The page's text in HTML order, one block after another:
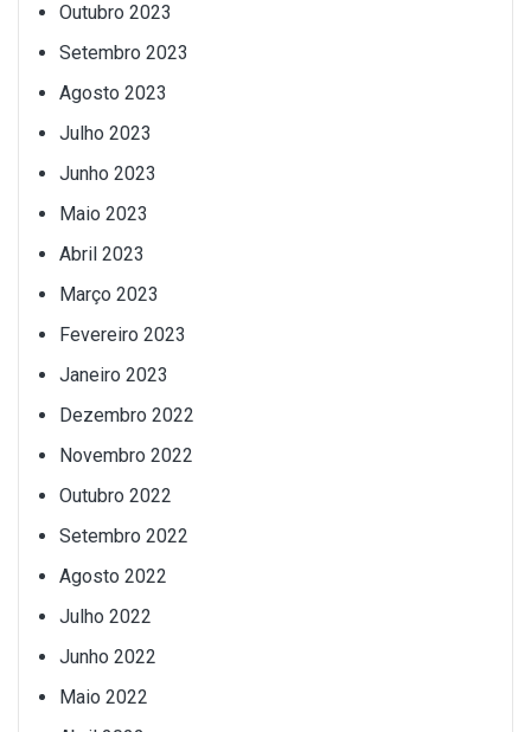
Outubro 2023
Setembro 2023
Agosto 2023
Julho 2023
Junho 2023
Maio 2023
Abril 2023
Março 2023
Fevereiro 2023
Janeiro 2023
Dezembro 2022
Novembro 2022
Outubro 2022
Setembro 2022
Agosto 2022
Julho 2022
Junho 2022
Maio 2022